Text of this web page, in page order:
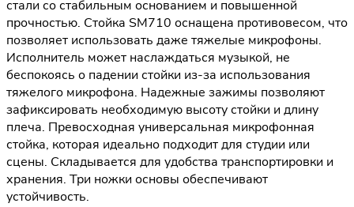
стали со стабильным основанием и повышенной
прочностью. Стойка SM710 оснащена противовесом, что
позволяет использовать даже тяжелые микрофоны.
Исполнитель может наслаждаться музыкой, не
беспокоясь о падении стойки из-за использования
тяжелого микрофона. Надежные зажимы позволяют
зафиксировать необходимую высоту стойки и длину
плеча. Превосходная универсальная микрофонная
стойка, которая идеально подходит для студии или
сцены. Складывается для удобства транспортировки и
хранения. Три ножки основы обеспечивают
устойчивость.